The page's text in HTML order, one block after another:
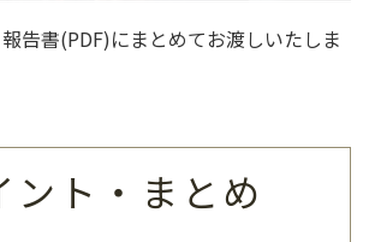
告書(PDF)にまとめてお渡しいたしま
ント・まとめ